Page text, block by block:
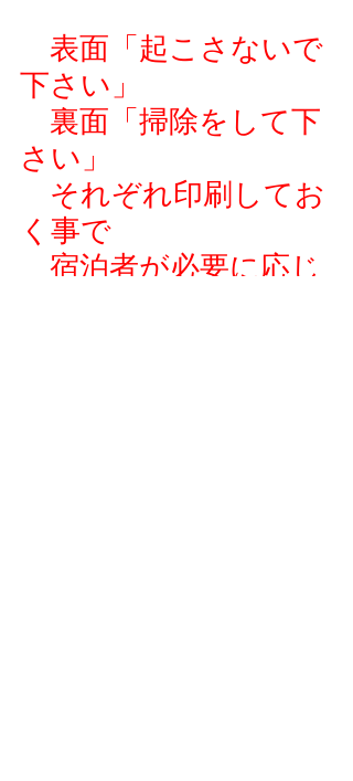
表面「起こさないで
下さい」
裏面「掃除をして下
さい」
それぞれ印刷してお
く事で
宿泊者が必要に応じ